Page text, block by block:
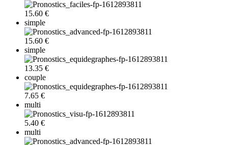
15.60 €
simple
15.60 €
simple
13.35 €
couple
7.65 €
multi
5.40 €
multi